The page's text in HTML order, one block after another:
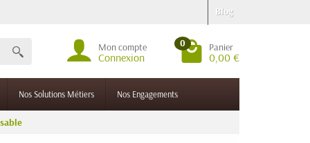
Blog
Mon compte
Connexion
0 Panier
0,00 €
Nos Solutions Métiers Nos Engagements